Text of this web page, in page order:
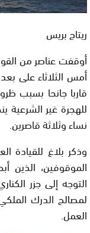
ريتاج بريس
أوقفت عناصر من
للهجرة غير الشرعية
نساء وثلاثة قاصرين.
وذكر بلاغ للقيادة
التوجه إلى جزر
لمصالح الدرك
العمل.